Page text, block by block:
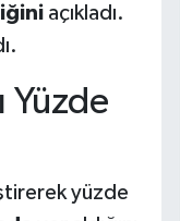
açıkladı.
Yüzde
yüzde